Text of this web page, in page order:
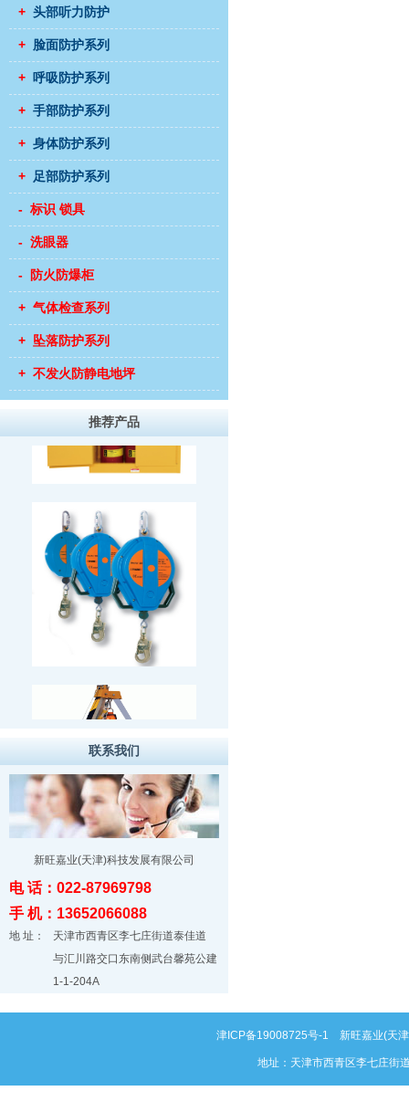
+ 头部听力防护
+ 脸面防护系列
+ 呼吸防护系列
+ 手部防护系列
+ 身体防护系列
+ 足部防护系列
- 标识 锁具
- 洗眼器
- 防火防爆柜
+ 气体检查系列
+ 坠落防护系列
+ 不发火防静电地坪
推荐产品
联系我们
新旺嘉业(天津)科技发展有限公司
电 话：022-87969798
手 机：13652066088
地 址：
天津市西青区李七庄街道泰佳道
与汇川路交口东南侧武台馨苑公建
1-1-204A
津ICP备19008725号-1 新旺嘉业(天
地址：天津市西青区李七庄街